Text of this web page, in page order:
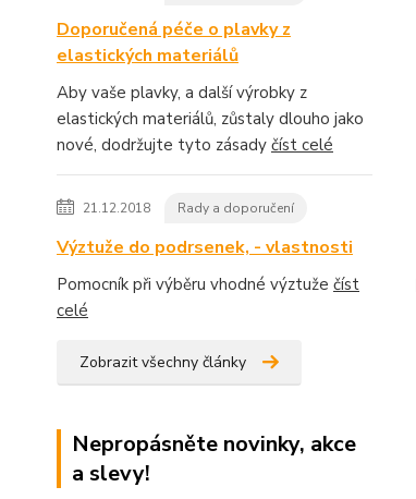
Doporučená péče o plavky z
elastických materiálů
Aby vaše plavky, a další výrobky z
elastických materiálů, zůstaly dlouho jako
nové, dodržujte tyto zásady číst celé
21.12.2018 Rady a doporučení
Výztuže do podrsenek, - vlastnosti
Pomocník při výběru vhodné výztuže číst
celé
Zobrazit všechny články
Nepropásněte novinky, akce
a slevy!